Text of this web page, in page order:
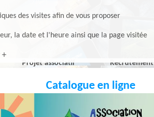
des visites afin de vous proposer
la date et l'heure ainsi que la page visitée
+
Projet associatif Recrutement
Catalogue en ligne